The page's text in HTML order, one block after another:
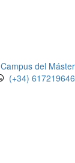
Campus del Máster
(+34) 617219646